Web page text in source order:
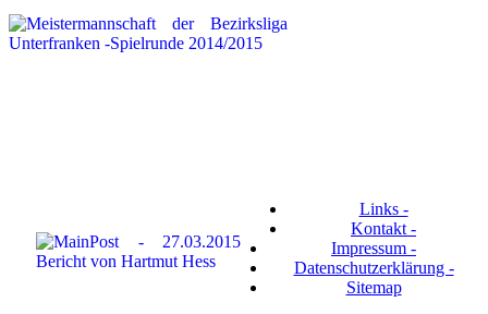
Links -
Kontakt -
Impressum -
Datenschutzerklärung -
Sitemap